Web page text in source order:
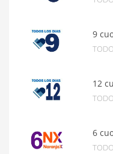
9
12
6